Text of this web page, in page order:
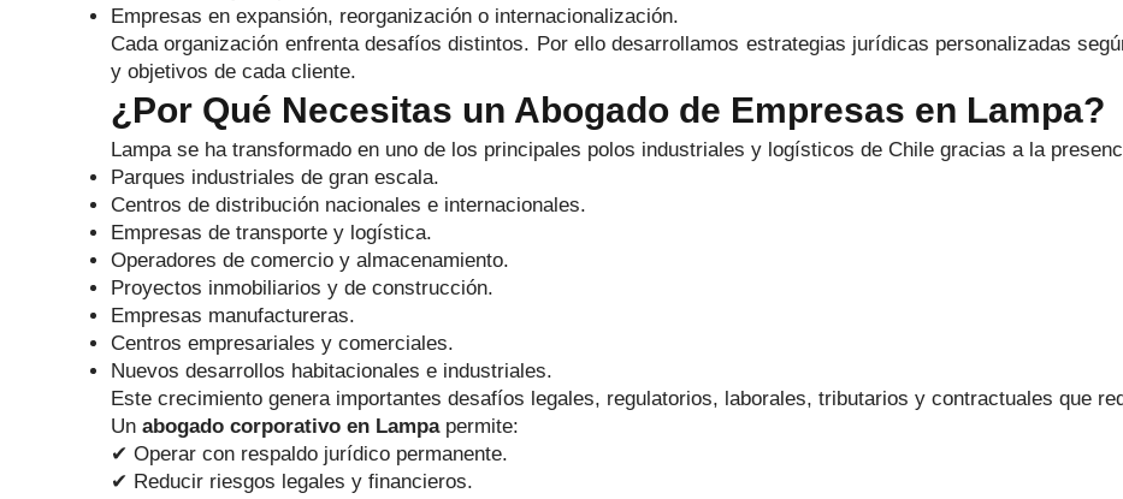
Empresas en expansión, reorganización o internacionalización.
Cada organización enfrenta desafíos distintos. Por ello desarrollamos estrategias jurídicas personalizadas
y objetivos de cada cliente.
¿Por Qué Necesitas un Abogado de Empresas en Lampa?
Lampa se ha transformado en uno de los principales polos industriales y logísticos de Chile gracias a la
Parques industriales de gran escala.
Centros de distribución nacionales e internacionales.
Empresas de transporte y logística.
Operadores de comercio y almacenamiento.
Proyectos inmobiliarios y de construcción.
Empresas manufactureras.
Centros empresariales y comerciales.
Nuevos desarrollos habitacionales e industriales.
Este crecimiento genera importantes desafíos legales, regulatorios, laborales, tributarios y contractuales que
Un abogado corporativo en Lampapermite:
✔ Operar con respaldo jurídico permanente.
✔ Reducir riesgos legales y financieros.